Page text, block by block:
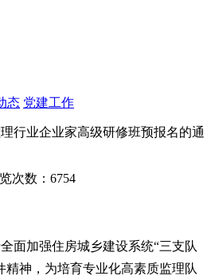
态 党建工作
行业企业家高级研修班预报名的通
次数：6754
面加强住房城乡建设系统“三支队
精神，为培育专业化高素质监理队